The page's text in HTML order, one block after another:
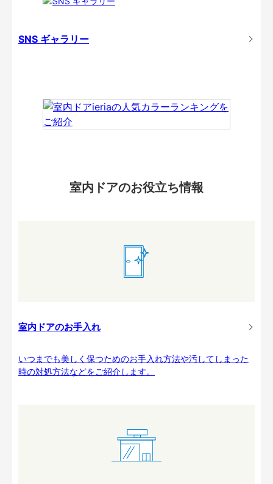
SNS ギャラリー
室内ドアのお役立ち情報
室内ドアのお手入れ
いつまでも美しく保つためのお手入れ方法や汚してしまった
時の対処方法などをご紹介します。